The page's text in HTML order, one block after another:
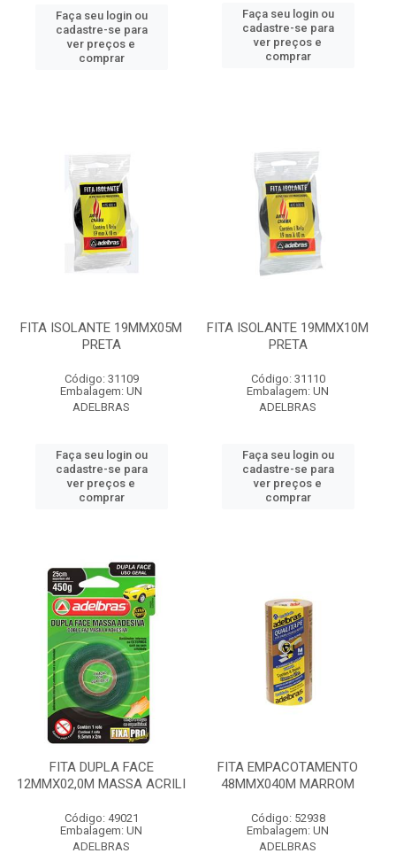
Faça seu login ou
cadastre-se para
ver preços e
comprar
Faça seu login ou
cadastre-se para
ver preços e
comprar
FITA ISOLANTE 19MMX05M
PRETA
Código: 31109
Embalagem: UN
ADELBRAS
Faça seu login ou
cadastre-se para
ver preços e
comprar
FITA ISOLANTE 19MMX10M
PRETA
Código: 31110
Embalagem: UN
ADELBRAS
Faça seu login ou
cadastre-se para
ver preços e
comprar
FITA DUPLA FACE
12MMX02,0M MASSA ACRILI
Código: 49021
Embalagem: UN
ADELBRAS
FITA EMPACOTAMENTO
48MMX040M MARROM
Código: 52938
Embalagem: UN
ADELBRAS